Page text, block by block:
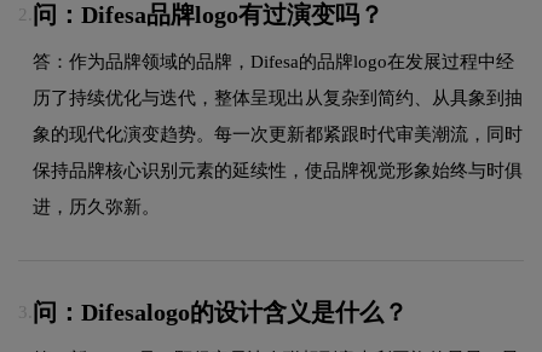
2. 问：Difesa品牌logo有过演变吗？
答：作为品牌领域的品牌，Difesa的品牌logo在发展过程中经
历了持续优化与迭代，整体呈现出从复杂到简约、从具象到抽
象的现代化演变趋势。每一次更新都紧跟时代审美潮流，同时
保持品牌核心识别元素的延续性，使品牌视觉形象始终与时俱
进，历久弥新。
3. 问：Difesalogo的设计含义是什么？